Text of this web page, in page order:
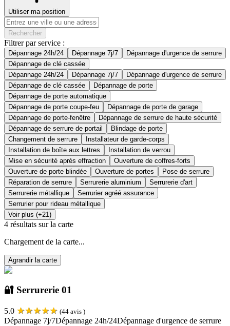
Utiliser ma position
Rechercher
Filtrer par service :
Dépannage 24h/24 Dépannage 7j/7
Dépannage d'urgence de serrure
Dépannage de clé cassée
Dépannage 24h/24
Dépannage 7j/7
Dépannage d'urgence de serrure
Dépannage de clé cassée
Dépannage de porte
Dépannage de porte automatique
Dépannage de porte coupe-feu
Dépannage de porte de garage
Dépannage de porte-fenêtre
Dépannage de serrure de haute sécurité
Dépannage de serrure de portail
Blindage de porte
Changement de serrure
Installateur de garde-corps
Installation de boîte aux lettres
Installation de verrou
Mise en sécurité après effraction
Ouverture de coffres-forts
Ouverture de porte blindée
Ouverture de portes
Pose de serrure
Réparation de serrure
Serrurerie aluminium
Serrurerie d'art
Serrurerie métallique
Serrurier agréé assurance
Serrurier pour rideau métallique
Voir plus (+21)
4 résultats sur la carte
Chargement de la carte...
Agrandir la carte
🔐 Serrurerie 01
5.0 ★★★★★ (44 avis )
Dépannage 7j/7Dépannage 24h/24Dépannage d'urgence de serrure